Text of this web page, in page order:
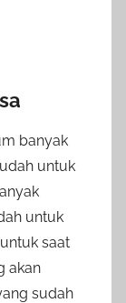
banyak
untuk
untuk
saat
akan
sudah